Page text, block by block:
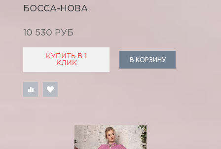
БОССА-НОВА
10 530 РУБ
КУПИТЬ В 1
КЛИК
В КОРЗИНУ